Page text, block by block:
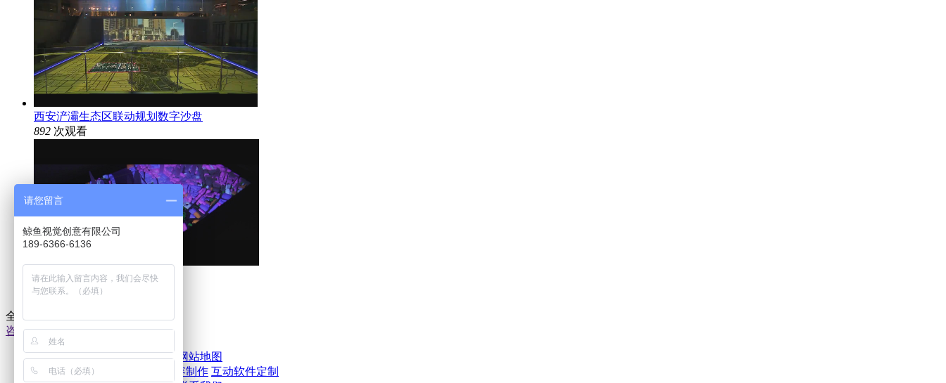
西安浐灞生态区联动规划数字沙盘
892 次观看
三维白模投影沙盘
2125次观看
全国服务热线：
咨询在线客服
帮助中心 购买流程 收费标准
网站地图
服务项目 展厅多媒体 展馆内容制作 互动软件定制
请您留言
鲸鱼视觉创意有限公司
189-6366-6136